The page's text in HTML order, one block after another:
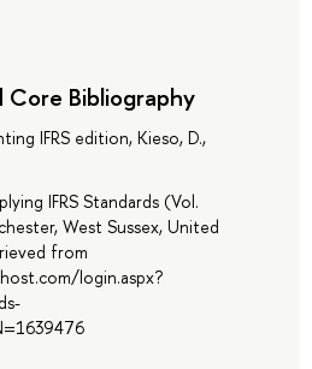
Core Bibliography
IFRS edition, Kieso, D.,
IFRS Standards (Vol.
West Sussex, United
from
login.aspx?